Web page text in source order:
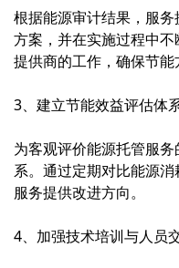
根据能源审计结果，服
方案，并在实施过程中
提供商的工作，确保节能
3、建立节能效益评估体
为客观评价能源托管服
系。通过定期对比能源
服务提供改进方向。
4、加强技术培训与人员